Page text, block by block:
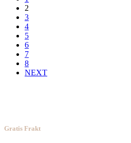
2
3
4
5
6
7
8
NEXT
Gratis Frakt